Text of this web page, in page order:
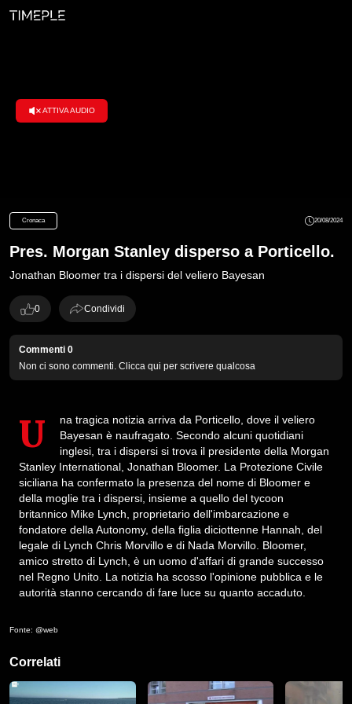
ATTIVA AUDIO
Pres. Morgan Stanley disperso a Porticello.
Jonathan Bloomer tra i dispersi del veliero Bayesan
Cronaca 20/08/2024
0 Condividi
Commenti 0
Non ci sono commenti. Clicca qui per scrivere qualcosa
Una tragica notizia arriva da Porticello, dove il veliero
Bayesan è naufragato. Secondo alcuni quotidiani
inglesi, tra i dispersi si trova il presidente della Morgan
Stanley International, Jonathan Bloomer. La Protezione Civile
siciliana ha confermato la presenza del nome di Bloomer e
della moglie tra i dispersi, insieme a quello del tycoon
britannico Mike Lynch, proprietario dell'imbarcazione e
fondatore della Autonomy, della figlia diciottenne Hannah, del
legale di Lynch Chris Morvillo e di Nada Morvillo. Bloomer,
amico stretto di Lynch, è un uomo d'affari di grande successo
nel Regno Unito. La notizia ha scosso l'opinione pubblica e le
autorità stanno cercando di fare luce su quanto accaduto.
Fonte: @web
Correlati